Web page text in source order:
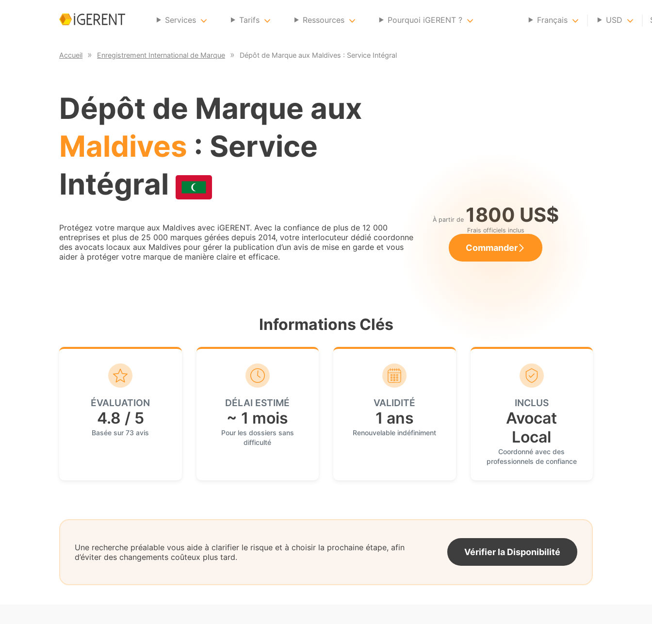
Services Tarifs Ressources Pourquoi iGERENT ? Français USD
Accueil Enregistrement International de Marque Dépôt de Marque aux Maldives : Service Intégral
Dépôt de Marque aux
Maldives : Service
Intégral
Protégez votre marque aux Maldives avec iGERENT. Avec la confiance de plus de 12 000
entreprises et plus de 25 000 marques gérées depuis 2014, votre interlocuteur dédié coordonne
des avocats locaux aux Maldives pour gérer la publication d’un avis de mise en garde et vous
aider à protéger votre marque de manière claire et efficace.
À partir de 1800 US$
Frais officiels inclus
Commander
Informations Clés
ÉVALUATION
4.8 / 5
Basée sur 73 avis
DÉLAI ESTIMÉ
~ 1 mois
Pour les dossiers sans
difficulté
VALIDITÉ
1 ans
Renouvelable indéfiniment
INCLUS
Avocat
Local
Coordonné avec des
professionnels de confiance
Une recherche préalable vous aide à clarifier le risque et à choisir la prochaine étape, afin
d’éviter des changements coûteux plus tard.
Vérifier la Disponibilité